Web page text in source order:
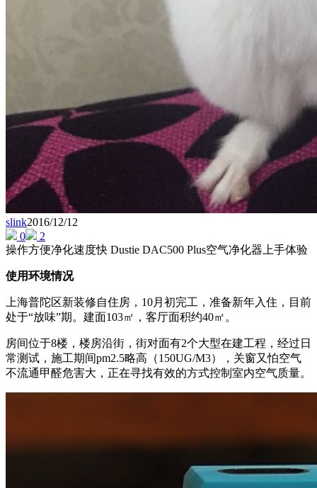
slink2016/12/12
0
2
操作方便净化速度快 Dustie DAC500 Plus空气净化器上手体验
使用环境情况
上海普陀区新装修自住房，10月初完工，准备新年入住，目前
处于“放味”期。建面103㎡，客厅面积约40㎡。
房间位于8楼，楼房沿街，街对面有2个大型在建工程，经过日
常测试，施工期间pm2.5略高（150UG/M3），关窗又怕空气
不流通甲醛危害大，正在寻找有效的方式控制室内空气质量。